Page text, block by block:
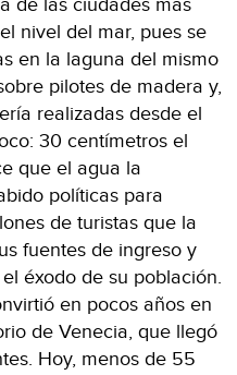
de las ciudades más
nivel del mar, pues se
en la laguna del mismo
pilotes de madera y,
realizadas desde el
30 centímetros el
que el agua la
políticas para
de turistas que la
fuentes de ingreso y
éxodo de su población.
en pocos años en
de Venecia, que llegó
Hoy, menos de 55